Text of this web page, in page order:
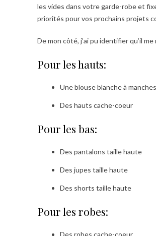
les vides dans votre garde-robe et
priorités pour vos prochains projets
De mon côté, j’ai pu identifier qu’il
Pour les hauts:
Une blouse blanche à
Des hauts cache-coeur
Pour les bas:
Des pantalons taille haute
Des jupes taille haute
Des shorts taille haute
Pour les robes:
Des robes cache-coeur.